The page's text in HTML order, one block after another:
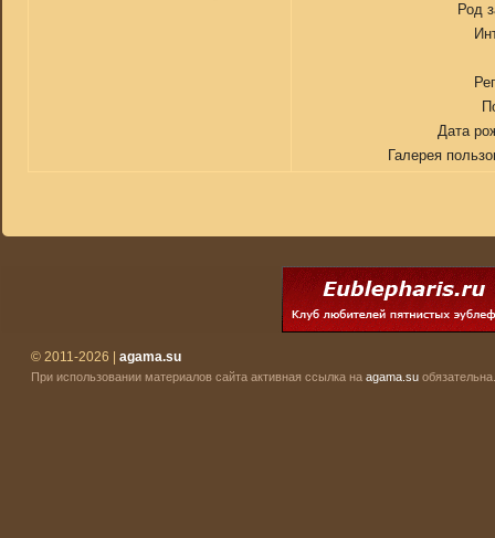
Род
Дата
Галерея
© 2011-2026 | agama.su
При использовании материалов сайта активная ссылка на agama.su обязательна.